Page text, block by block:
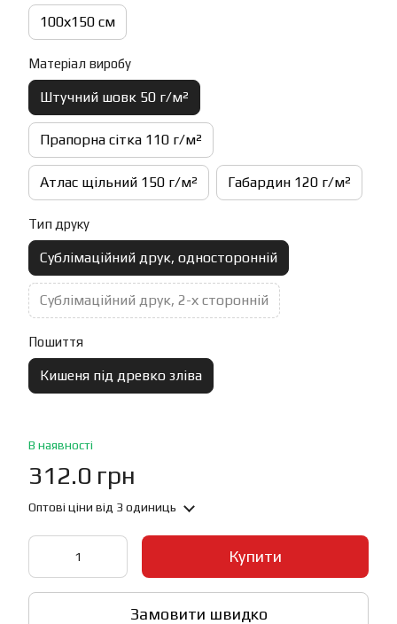
100х150 см
Матеріал виробу
Штучний шовк 50 г/м²
Прапорна сітка 110 г/м²
Атлас щільний 150 г/м² Габардин 120 г/м²
Тип друку
Сублімаційний друк, односторонній
Сублімаційний друк, 2-х сторонній
Пошиття
Кишеня під древко зліва
В наявності
312.0 грн
Оптові ціни від 3 одиниць
Купити
Замовити швидко